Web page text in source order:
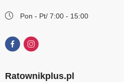
Pon - Pt/ 7:00 - 15:00
Ratownikplus.pl